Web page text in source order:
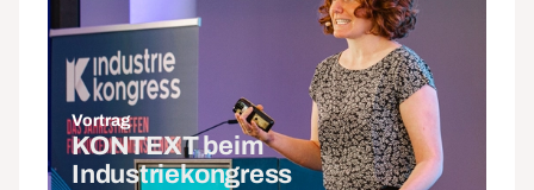
Vortrag
KONTEXT beim
Industriekongress